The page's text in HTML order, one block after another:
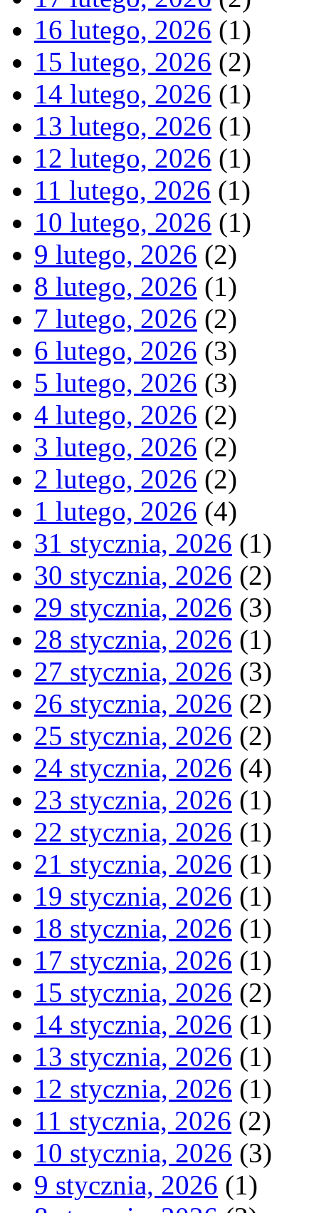
16 lutego, 2026 (1)
15 lutego, 2026 (2)
14 lutego, 2026 (1)
13 lutego, 2026 (1)
12 lutego, 2026 (1)
11 lutego, 2026 (1)
10 lutego, 2026 (1)
9 lutego, 2026 (2)
8 lutego, 2026 (1)
7 lutego, 2026 (2)
6 lutego, 2026 (3)
5 lutego, 2026 (3)
4 lutego, 2026 (2)
3 lutego, 2026 (2)
2 lutego, 2026 (2)
1 lutego, 2026 (4)
31 stycznia, 2026 (1)
30 stycznia, 2026 (2)
29 stycznia, 2026 (3)
28 stycznia, 2026 (1)
27 stycznia, 2026 (3)
26 stycznia, 2026 (2)
25 stycznia, 2026 (2)
24 stycznia, 2026 (4)
23 stycznia, 2026 (1)
22 stycznia, 2026 (1)
21 stycznia, 2026 (1)
19 stycznia, 2026 (1)
18 stycznia, 2026 (1)
17 stycznia, 2026 (1)
15 stycznia, 2026 (2)
14 stycznia, 2026 (1)
13 stycznia, 2026 (1)
12 stycznia, 2026 (1)
11 stycznia, 2026 (2)
10 stycznia, 2026 (3)
9 stycznia, 2026 (1)